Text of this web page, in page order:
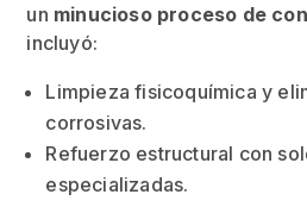
un minucioso proceso de
incluyó:
Limpieza fisicoquímica y
corrosivas.
Refuerzo estructural con
especializadas.